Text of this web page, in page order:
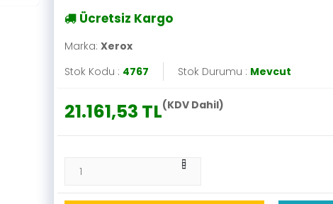
Ücretsiz Kargo
Marka: Xerox
Stok Kodu : 4767 Stok Durumu : Mevcut
21.161,53 TL(KDV Dahil)